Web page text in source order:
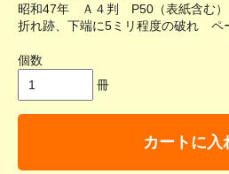
昭和47年 Ａ４判 P50（表紙含む
折れ跡、下端に5ミリ程度の破れ ペ
個数
冊
カートに入